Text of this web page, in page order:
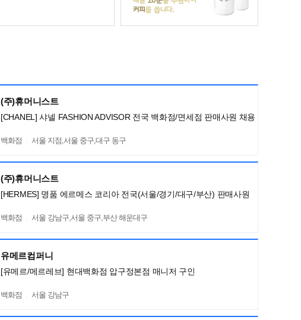
(주)휴머니스트
[CHANEL] 샤넬 FASHION ADVISOR 전국 백화점/면세점 판매사원 채용
백화점 서울 지점,서울 중구,대구 동구
(주)휴머니스트
[HERMES] 명품 에르메스 코리아 전국(서울/경기/대구/부산) 판매사원
백화점 서울 강남구,서울 중구,부산 해운대구
유메르컴퍼니
[유메르/메르레브] 현대백화점 압구정본점 매니저 구인
백화점 서울 강남구